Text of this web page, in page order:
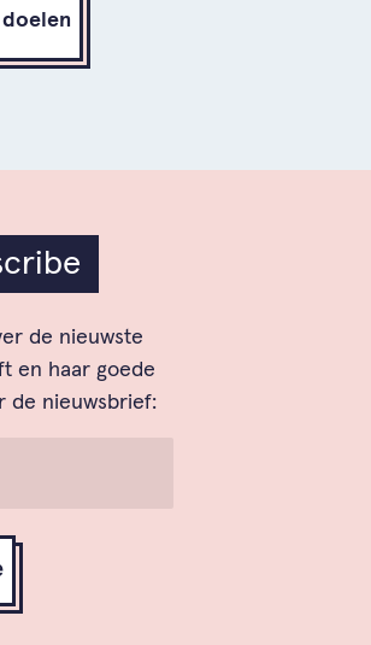
de nieuwste
en haar goede
de nieuwsbrief: